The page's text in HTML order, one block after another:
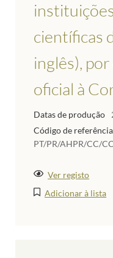
científicas
inglês),
oficial à
Datas de produção
Código de referência
PT/PR/AHPR/CC/
Ver registo
Adicionar à lista